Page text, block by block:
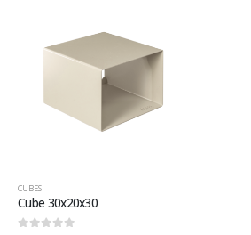
CUBES
Cube 30x20x30